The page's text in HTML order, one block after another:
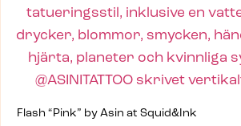
Flash “Pink” by Asin at Squid&Ink